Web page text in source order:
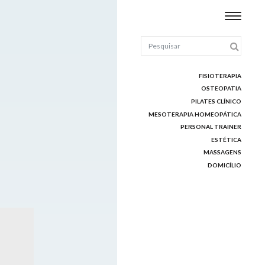
FISIOTERAPIA
OSTEOPATIA
PILATES CLÍNICO
MESOTERAPIA HOMEOPÁTICA
PERSONAL TRAINER
ESTÉTICA
MASSAGENS
DOMICÍLIO